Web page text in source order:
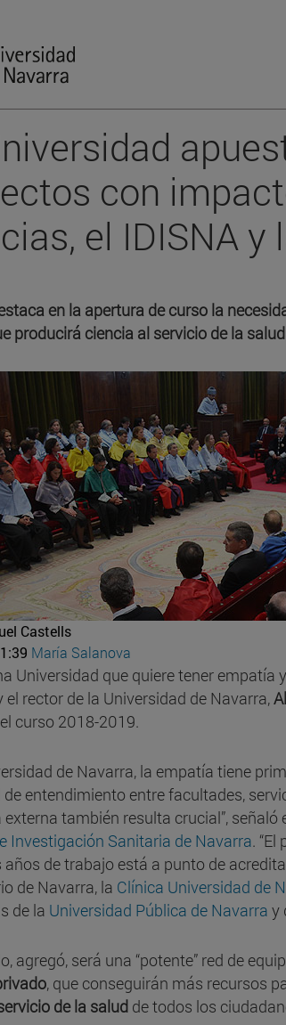
con
el IDISNA
en la apertura de curso la
producirá ciencia al servicio de la
Castells
María Salanova
Universidad que quiere tener
rector de la Universidad de Navarra,
curso 2018-2019.
de Navarra, la empatía tiene
entendimiento entre facultades,
también resulta crucial”, señaló
Investigación Sanitaria de Navarra.
de trabajo está a punto de
de Navarra, la Clínica Universidad de
de la Universidad Pública de Navarra y
agregó, será una “potente” red de
, que conseguirán más recursos
de la salud de todos los